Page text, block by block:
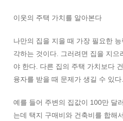
이웃의 주택 가치를 알아본다
나만의 집을 지을 때 가장 필요한
각하는 것이다. 그러려면 집을 지으
야 한다. 다른 집의 주택 가치보다
융자를 받을 때 문제가 생길 수 있다.
예를 들어 주변의 집값이 100만 달
는데 택지 구매비와 건축비를 합해